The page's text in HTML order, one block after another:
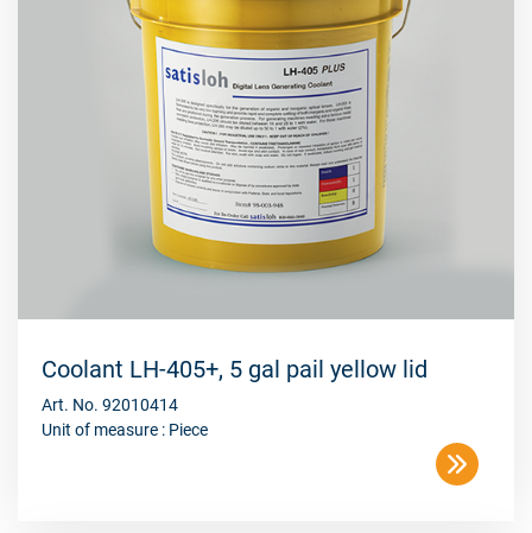
Coolant LH-405+, 5 gal pail yellow lid
Art. No. 92010414
Unit of measure : Piece